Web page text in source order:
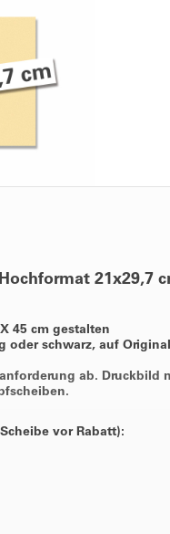
21x29,7
45 cm gestalten
oder schwarz, auf Original
ab. Druckbild
vor Rabatt):